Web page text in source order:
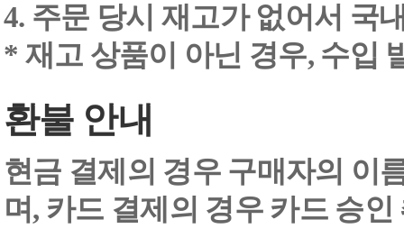
4. 주문 당시 재고가 없어서 국
* 재고 상품이 아닌 경우, 수입
환불 안내
현금 결제의 경우 구매자의 이
며, 카드 결제의 경우 카드 승